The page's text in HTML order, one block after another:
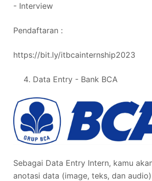
- Interview
Pendaftaran :
https://bit.ly/itbcainternship2023
Data Entry - Bank BCA
Sebagai Data Entry Intern, kamu
anotasi data (image, teks, dan